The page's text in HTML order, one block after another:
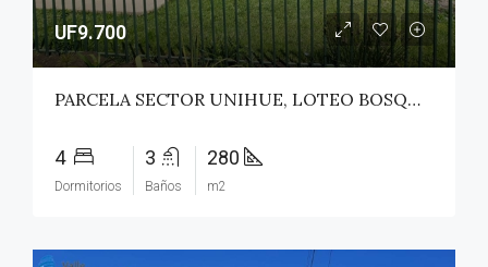
UF9.700
PARCELA SECTOR UNIHUE, LOTEO BOSQUES DEL VALLE – MAULE
4
Dormitorios
3
Baños
280
m2